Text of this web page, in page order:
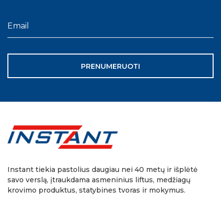
PRENUMERUOTI
Instant tiekia pastolius daugiau nei 40 metų ir išplėtė
savo verslą, įtraukdama asmeninius liftus, medžiagų
krovimo produktus, statybines tvoras ir mokymus.